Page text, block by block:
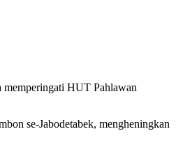
HUT Pahlawan
se-Jabodetabek, mengheningkan